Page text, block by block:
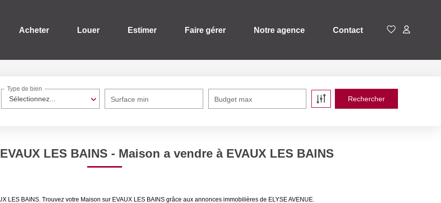
Acheter Louer Estimer Faire gérer Notre agence Contact
Sélectionnez...
Type de bien
Surface min Budget max
LES BAINS - Maison a vendre à EVAUX LES BAINS
BAINS. Trouvez votre Maison sur EVAUX LES BAINS grâce aux annonces immobilières de ELYSE AVENUE.